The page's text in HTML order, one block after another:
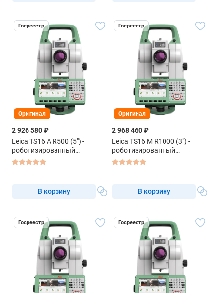
Госреестр
Оригинал
2 926 580 ₽
Leica TS16 A R500 (5") -
роботизированный
тахеометр
В корзину
Госреестр
Оригинал
2 968 460 ₽
Leica TS16 M R1000 (3") -
роботизированный
тахеометр
В корзину
Госреестр Госреестр